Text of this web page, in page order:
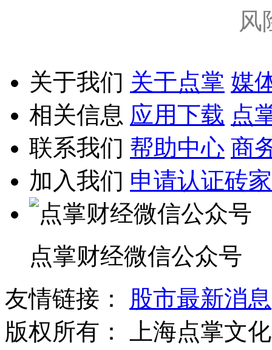
风
关于我们 关于点掌 媒
相关信息 应用下载 点
联系我们 帮助中心 商
加入我们 申请认证砖家
点掌财经微信公众号
友情链接：
股市最新消息
版权所有：
上海点掌文